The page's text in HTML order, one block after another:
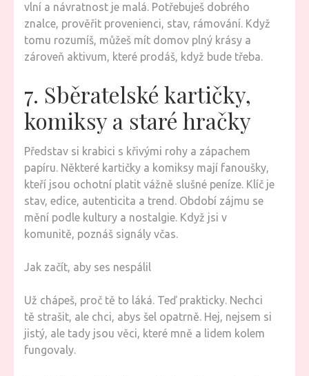
vlní a návratnost je malá. Potřebuješ dobrého
znalce, prověřit provenienci, stav, rámování. Když
tomu rozumíš, můžeš mít domov plný krásy a
zároveň aktivum, které prodáš, když bude třeba.
7. Sběratelské kartičky,
komiksy a staré hračky
Představ si krabici s křivými rohy a zápachem
papíru. Některé kartičky a komiksy mají fanoušky,
kteří jsou ochotní platit vážně slušné peníze. Klíč je
stav, edice, autenticita a trend. Období zájmu se
mění podle kultury a nostalgie. Když jsi v
komunitě, poznáš signály včas.
Jak začít, aby ses nespálil
Už chápeš, proč tě to láká. Teď prakticky. Nechci
tě strašit, ale chci, abys šel opatrně. Hej, nejsem si
jistý, ale tady jsou věci, které mně a lidem kolem
fungovaly.